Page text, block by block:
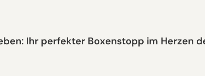
Ihr perfekter Boxenstopp im Herzen